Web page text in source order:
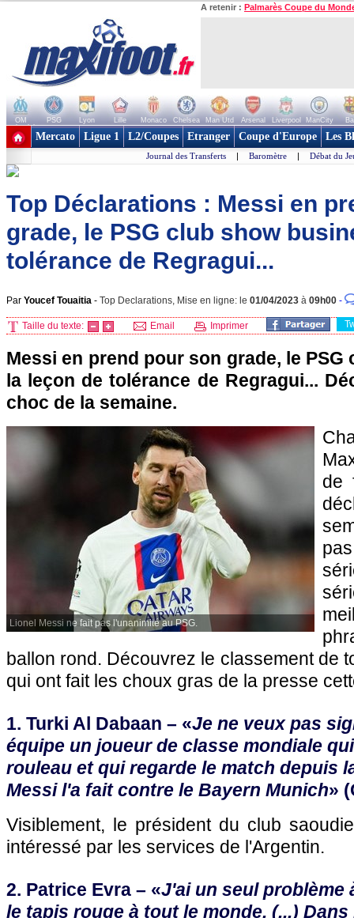
A retenir : Palmarès Coupe du
OM PSG Lyon Lille Monaco Chelsea Man Utd Arsenal Liverpool ManCity
+ de clubs
Mercato Ligue 1 L2/Coupes Etranger Coupe d'Europe Les
Journal des Transferts | Baromètre | Débat du
Top Déclarations : Messi en
grade, le PSG club show
tolérance de Regragui...
Par Youcef Touaitia - Top Declarations, Mise en ligne: le 01/04/2023 à 09h00 -
Taille du texte: Email Imprimer
Messi en prend pour son grade, le
la leçon de tolérance de Regragui...
choc de la semaine.
Lionel Messi ne fait pas l'unanimité au PSG.
de
ballon rond. Découvrez le classement de
qui ont fait les choux gras de la presse
1. Turki Al Dabaan – «Je ne veux pas
équipe un joueur de classe mondiale
rouleau et qui regarde le match depuis
Messi l'a fait contre le Bayern Munich»
Visiblement, le président du club
intéressé par les services de l'Argentin.
2. Patrice Evra – «J'ai un seul problème
le tapis rouge à tout le monde. (...)